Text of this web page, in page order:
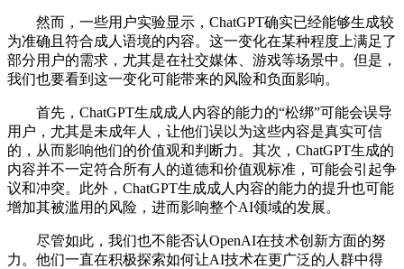
然而，一些用户实验显示，ChatGPT确实已经能够生成较
为准确且符合成人语境的内容。这一变化在某种程度上满足了
部分用户的需求，尤其是在社交媒体、游戏等场景中。但是，
我们也要看到这一变化可能带来的风险和负面影响。
首先，ChatGPT生成成人内容的能力的“松绑”可能会误导
用户，尤其是未成年人，让他们误以为这些内容是真实可信
的，从而影响他们的价值观和判断力。其次，ChatGPT生成的
内容并不一定符合所有人的道德和价值观标准，可能会引起争
议和冲突。此外，ChatGPT生成成人内容的能力的提升也可能
增加其被滥用的风险，进而影响整个AI领域的发展。
尽管如此，我们也不能否认OpenAI在技术创新方面的努
力。他们一直在积极探索如何让AI技术在更广泛的人群中得